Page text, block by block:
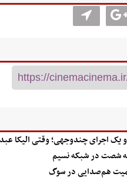
اجرای چندوجهی؛ وقتی الیکا
شصت در شبکه نسیم